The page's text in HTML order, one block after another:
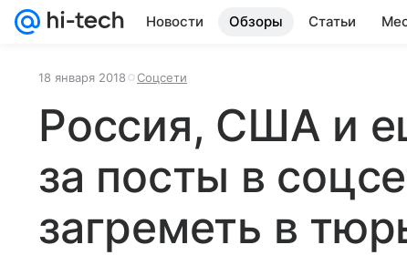
Новости Обзоры Статьи
18 января 2018 Соцсети
Россия, США и
за посты в
загреметь в